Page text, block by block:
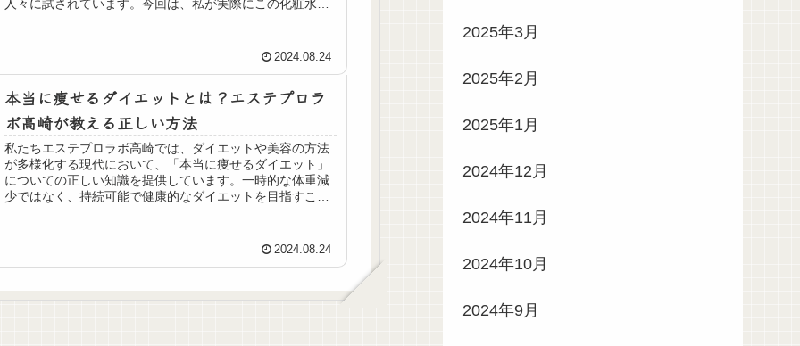
人々に試されています。今回は、私が実際にこの化粧水を1
2024.08.24
本当に痩せるダイエットとは？エステプロラ
ボ高崎が教える正しい方法
私たちエステプロラボ高崎では、ダイエットや美容の方法
が多様化する現代において、「本当に痩せるダイエット」
についての正しい知識を提供しています。一時的な体重減
少ではなく、持続可能で健康的なダイエットを目指すこと
2024.08.24
2025年3月
2025年2月
2025年1月
2024年12月
2024年11月
2024年10月
2024年9月